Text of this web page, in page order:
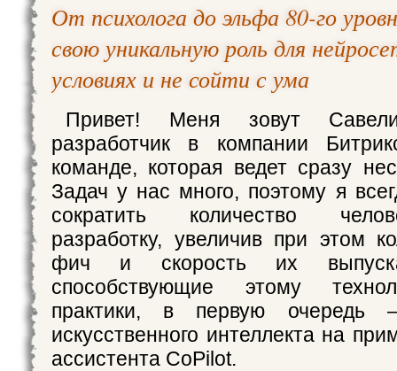
От психолога до эльфа 80-го
свою уникальную роль для
условиях и не сойти с ума
Привет! Меня зовут
разработчик в компании
команде, которая ведет сразу
Задач у нас много, поэтому я
сократить количество
разработку, увеличив при этом
фич и скорость их
способствующие этому
практики, в первую очередь
искусственного интеллекта на
ассистента CoPilot.